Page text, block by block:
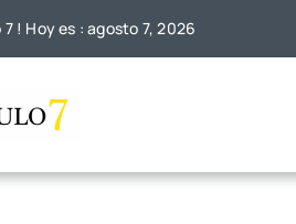
! Hoy es : agosto 7, 2026